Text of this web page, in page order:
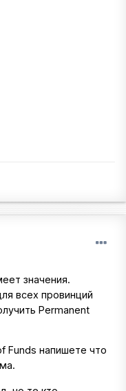
значения.
всех провинций
Permanent
Funds напишете что